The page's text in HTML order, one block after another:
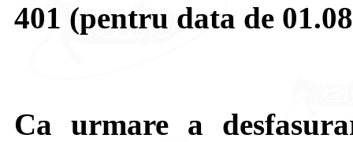
401 (pentru data de
Ca urmare a